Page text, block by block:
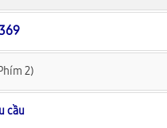
2)
cầu